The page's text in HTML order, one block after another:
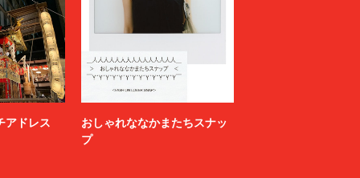
アドレス
おしゃれななかまたちスナッ
プ